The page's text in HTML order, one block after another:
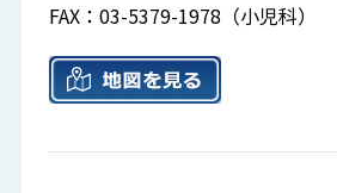
FAX：03-5379-1978（小児科）